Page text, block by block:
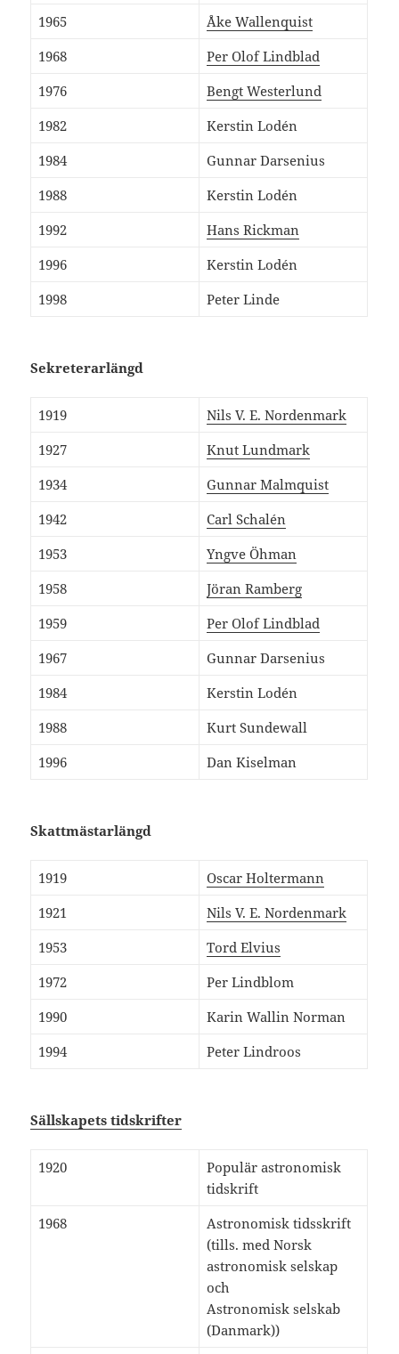
1965
Åke Wallenquist
1968
Per Olof Lindblad
1976
Bengt Westerlund
1982
Kerstin Lodén
1984
Gunnar Darsenius
1988
Kerstin Lodén
1992
Hans Rickman
1996
Kerstin Lodén
1998
Peter Linde
Sekreterarlängd
1919
Nils V. E. Nordenmark
1927
Knut Lundmark
1934
Gunnar Malmquist
1942
Carl Schalén
1953
Yngve Öhman
1958
Jöran Ramberg
1959
Per Olof Lindblad
1967
Gunnar Darsenius
1984
Kerstin Lodén
1988
Kurt Sundewall
1996
Dan Kiselman
Skattmästarlängd
1919
Oscar Holtermann
1921
Nils V. E. Nordenmark
1953
Tord Elvius
1972
Per Lindblom
1990
Karin Wallin Norman
1994
Peter Lindroos
Sällskapets tidskrifter
1920
Populär astronomisk
tidskrift
1968
Astronomisk tidsskrift
(tills. med Norsk
astronomisk selskap
och
Astronomisk selskab
(Danmark))